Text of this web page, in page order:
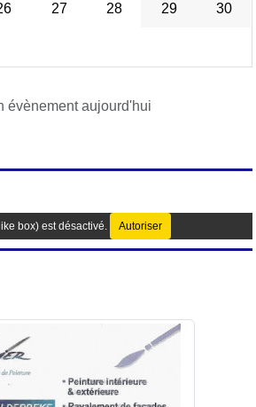
27 28 29 30
évènement aujourd'hui
box) est désactivé. Autoriser